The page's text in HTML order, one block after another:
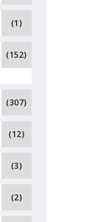
(1)
(152)
(307)
(12)
(3)
(2)